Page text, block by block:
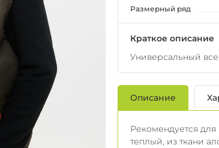
Размерный ряд
Краткое описание
Универсальный
Описание
Рекомендуется
теплый, из ткани